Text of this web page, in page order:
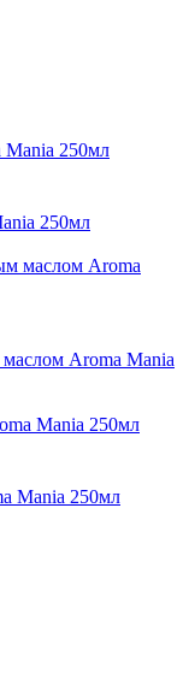
250мл
Aroma Mania
Mania 250мл